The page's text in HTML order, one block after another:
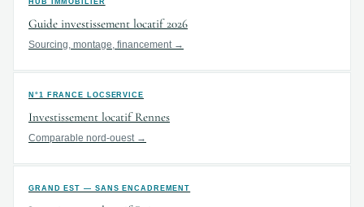
Guide investissement locatif 2026
Sourcing, montage, financement →
N°1 FRANCE LOCSERVICE
Investissement locatif Rennes
Comparable nord-ouest →
GRAND EST — SANS ENCADREMENT